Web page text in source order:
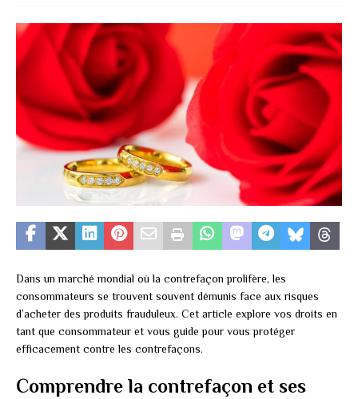
Dans un marché mondial où la contrefaçon prolifère, les
consommateurs se trouvent souvent démunis face aux risques
d’acheter des produits frauduleux. Cet article explore vos droits en
tant que consommateur et vous guide pour vous protéger
efficacement contre les contrefaçons.
Comprendre la contrefaçon et ses